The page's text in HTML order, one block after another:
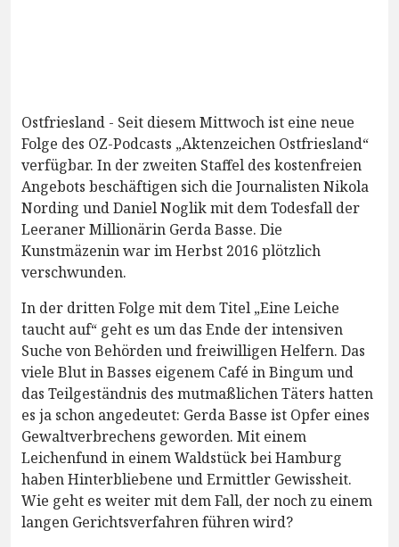
Ostfriesland - Seit diesem Mittwoch ist eine neue
Folge des OZ-Podcasts „Aktenzeichen Ostfriesland“
verfügbar. In der zweiten Staffel des kostenfreien
Angebots beschäftigen sich die Journalisten Nikola
Nording und Daniel Noglik mit dem Todesfall der
Leeraner Millionärin Gerda Basse. Die
Kunstmäzenin war im Herbst 2016 plötzlich
verschwunden.
In der dritten Folge mit dem Titel „Eine Leiche
taucht auf“ geht es um das Ende der intensiven
Suche von Behörden und freiwilligen Helfern. Das
viele Blut in Basses eigenem Café in Bingum und
das Teilgeständnis des mutmaßlichen Täters hatten
es ja schon angedeutet: Gerda Basse ist Opfer eines
Gewaltverbrechens geworden. Mit einem
Leichenfund in einem Waldstück bei Hamburg
haben Hinterbliebene und Ermittler Gewissheit.
Wie geht es weiter mit dem Fall, der noch zu einem
langen Gerichtsverfahren führen wird?